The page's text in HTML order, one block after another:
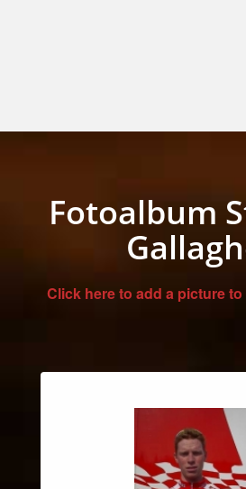
Fotoalbum
Click here to add a picture